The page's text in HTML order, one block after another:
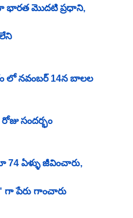
నెహ్రూ భారత మొదటి ప్రధాని,
లో నవంబర్ 14న బాలల
రోజు సందర్భం
74 ఏళ్ళు జీవించారు,
గా పేరు గాంచారు